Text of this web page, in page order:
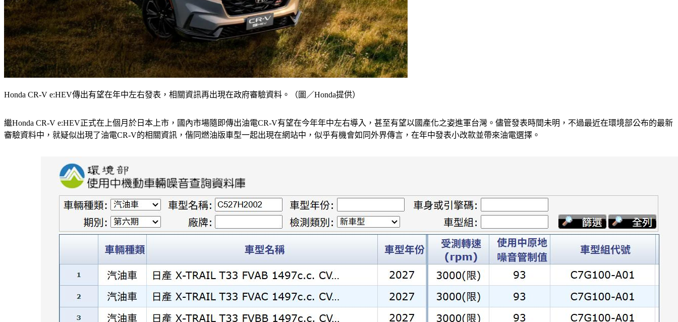
Honda CR-V e:HEV傳出有望在年中左右發表，相關資訊再出現在政府審驗資料。（圖／Honda提供）
繼Honda CR-V e:HEV正式在上個月於日本上市，國內市場隨即傳出油電CR-V有望在今年年中左右導入，甚至有望以國產化之姿進軍台灣。儘管發表時間未明，不過最近在環境部公布的最新
審驗資料中，就疑似出現了油電CR-V的相關資訊，偕同燃油版車型一起出現在網站中，似乎有機會如同外界傳言，在年中發表小改款並帶來油電選擇。